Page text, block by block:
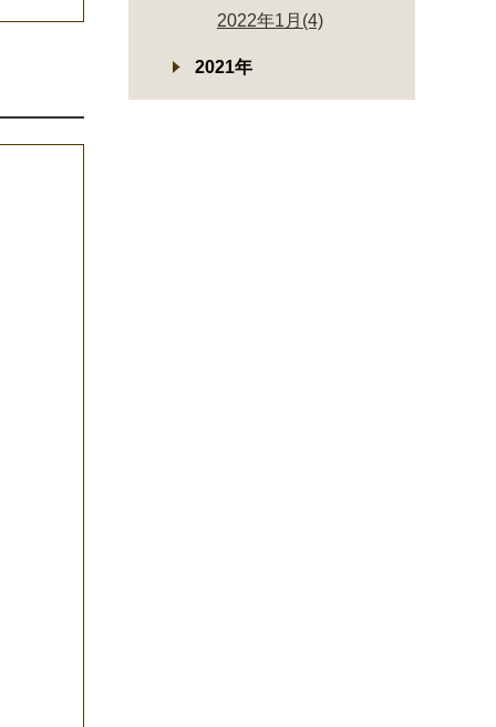
2022年1月(4)
2021年